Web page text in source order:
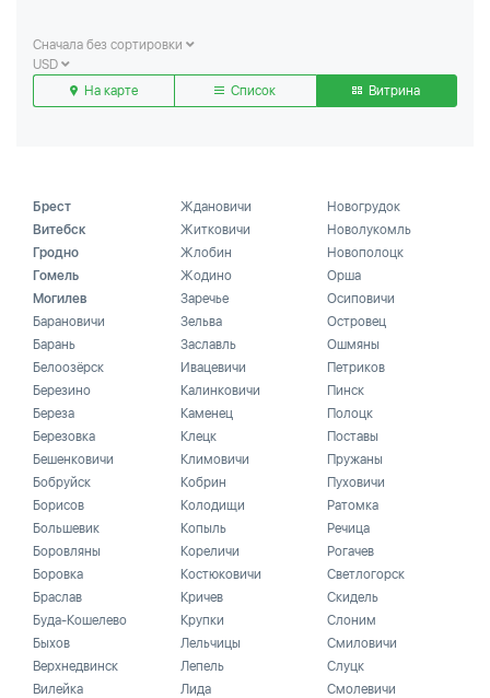
Сначала без сортировки
USD
На карте
Список Витрина
Брест
Витебск
Гродно
Гомель
Могилев
Барановичи
Барань
Белоозёрск
Березино
Береза
Березовка
Бешенковичи
Бобруйск
Борисов
Большевик
Боровляны
Боровка
Браслав
Буда-Кошелево
Быхов
Верхнедвинск
Вилейка
Ждановичи
Житковичи
Жлобин
Жодино
Заречье
Зельва
Заславль
Ивацевичи
Калинковичи
Каменец
Клецк
Климовичи
Кобрин
Колодищи
Копыль
Кореличи
Костюковичи
Кричев
Крупки
Лельчицы
Лепель
Лида
Новогрудок
Новолукомль
Новополоцк
Орша
Осиповичи
Островец
Ошмяны
Петриков
Пинск
Полоцк
Поставы
Пружаны
Пуховичи
Ратомка
Речица
Рогачев
Светлогорск
Скидель
Слоним
Смиловичи
Слуцк
Смолевичи